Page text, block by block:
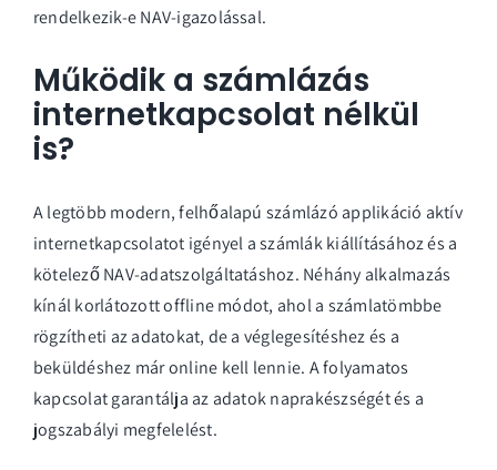
rendelkezik-e NAV-igazolással.
Működik a számlázás
internetkapcsolat nélkül
is?
A legtöbb modern, felhőalapú számlázó applikáció aktív
internetkapcsolatot igényel a számlák kiállításához és a
kötelező NAV-adatszolgáltatáshoz. Néhány alkalmazás
kínál korlátozott offline módot, ahol a számlatömbbe
rögzítheti az adatokat, de a véglegesítéshez és a
beküldéshez már online kell lennie. A folyamatos
kapcsolat garantálja az adatok naprakészségét és a
jogszabályi megfelelést.